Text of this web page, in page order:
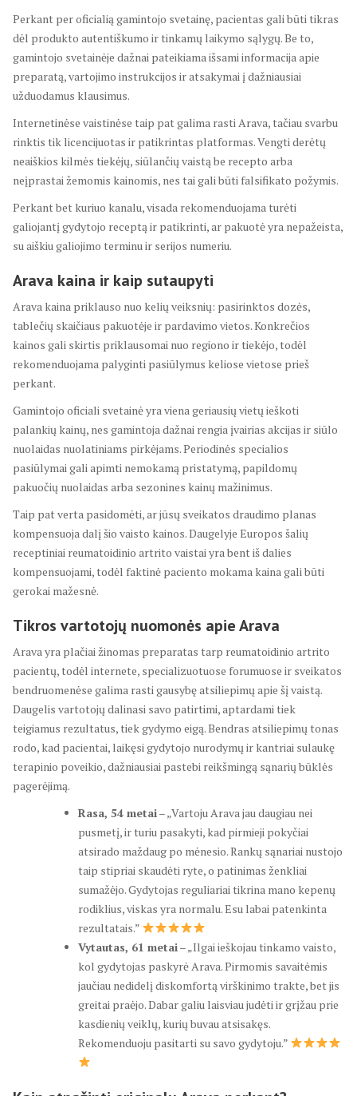
Perkant per oficialią gamintojo svetainę, pacientas gali būti tikras
dėl produkto autentiškumo ir tinkamų laikymo sąlygų. Be to,
gamintojo svetainėje dažnai pateikiama išsami informacija apie
preparatą, vartojimo instrukcijos ir atsakymai į dažniausiai
užduodamus klausimus.
Internetinėse vaistinėse taip pat galima rasti Arava, tačiau svarbu
rinktis tik licencijuotas ir patikrintas platformas. Vengti derėtų
neaiškios kilmės tiekėjų, siūlančių vaistą be recepto arba
neįprastai žemomis kainomis, nes tai gali būti falsifikato požymis.
Perkant bet kuriuo kanalu, visada rekomenduojama turėti
galiojantį gydytojo receptą ir patikrinti, ar pakuotė yra nepažeista,
su aiškiu galiojimo terminu ir serijos numeriu.
Arava kaina ir kaip sutaupyti
Arava kaina priklauso nuo kelių veiksnių: pasirinktos dozės,
tablečių skaičiaus pakuotėje ir pardavimo vietos. Konkrečios
kainos gali skirtis priklausomai nuo regiono ir tiekėjo, todėl
rekomenduojama palyginti pasiūlymus keliose vietose prieš
perkant.
Gamintojo oficiali svetainė yra viena geriausių vietų ieškoti
palankių kainų, nes gamintoja dažnai rengia įvairias akcijas ir siūlo
nuolaidas nuolatiniams pirkėjams. Periodinės specialios
pasiūlymai gali apimti nemokamą pristatymą, papildomų
pakuočių nuolaidas arba sezonines kainų mažinimus.
Taip pat verta pasidomėti, ar jūsų sveikatos draudimo planas
kompensuoja dalį šio vaisto kainos. Daugelyje Europos šalių
receptiniai reumatoidinio artrito vaistai yra bent iš dalies
kompensuojami, todėl faktinė paciento mokama kaina gali būti
gerokai mažesnė.
Tikros vartotojų nuomonės apie Arava
Arava yra plačiai žinomas preparatas tarp reumatoidinio artrito
pacientų, todėl internete, specializuotuose forumuose ir sveikatos
bendruomenėse galima rasti gausybę atsiliepimų apie šį vaistą.
Daugelis vartotojų dalinasi savo patirtimi, aptardami tiek
teigiamus rezultatus, tiek gydymo eigą. Bendras atsiliepimų tonas
rodo, kad pacientai, laikęsi gydytojo nurodymų ir kantriai sulaukę
terapinio poveikio, dažniausiai pastebi reikšmingą sąnarių būklės
pagerėjimą.
Rasa, 54 metai– „Vartoju Arava jau daugiau nei
pusmetį, ir turiu pasakyti, kad pirmieji pokyčiai
atsirado maždaug po mėnesio. Rankų sąnariai nustojo
taip stipriai skaudėti ryte, o patinimas ženkliai
sumažėjo. Gydytojas reguliariai tikrina mano kepenų
rodiklius, viskas yra normalu. Esu labai patenkinta
rezultatais.”
Vytautas, 61 metai– „Ilgai ieškojau tinkamo vaisto,
kol gydytojas paskyrė Arava. Pirmomis savaitėmis
jaučiau nedidelį diskomfortą virškinimo trakte, bet jis
greitai praėjo. Dabar galiu laisviau judėti ir grįžau prie
kasdienių veiklų, kurių buvau atsisakęs.
Rekomenduoju pasitarti su savo gydytoju.”